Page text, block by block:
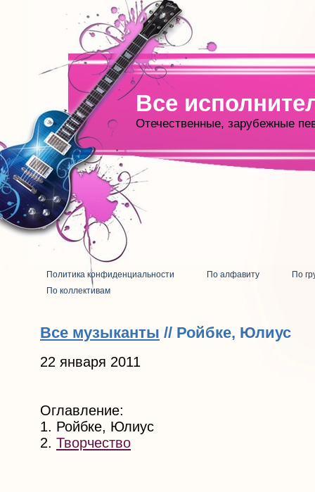
Все
Отечественные, зарубежные
Политика конфиденциальности По алфавиту
По
По коллективам
Все музыканты // Ройбке, Юлиус
22 января 2011
Оглавление:
1. Ройбке, Юлиус
2. Творчество